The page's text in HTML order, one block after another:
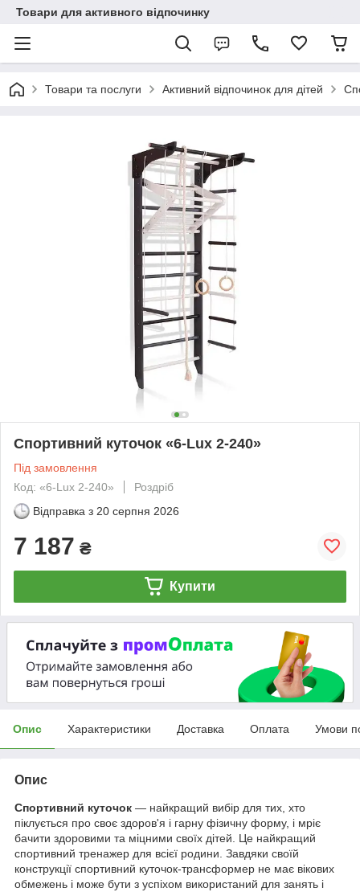
Товари для активного відпочинку
Товари та послуги Активний відпочинок для дітей
Спортивний куточок «6-Lux 2-240»
Під замовлення
Код: «6-Lux 2-240»
Роздріб
Відправка з 20 серпня 2026
7 187 ₴
Купити
Опис Характеристики Доставка Оплата Умови
Опис
Спортивний куточок — найкращий вибір для тих, хто
піклується про своє здоров'я і гарну фізичну форму, і мріє
бачити здоровими та міцними своїх дітей. Це найкращий
спортивний тренажер для всієї родини. Завдяки своїй
конструкції спортивний куточок-трансформер не має вікових
обмежень і може бути з успіхом використаний для занять і